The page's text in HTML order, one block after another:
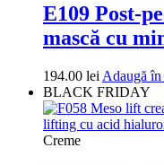
E109 Post-
mască cu
194.00 lei Adaugă în
BLACK FRIDAY
Creme